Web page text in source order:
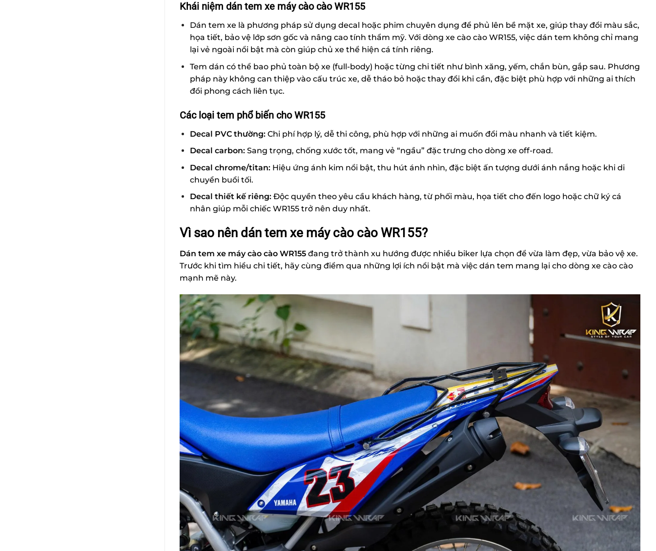
Khái niệm dán tem xe máy cào cào WR155
Dán tem xe là phương pháp sử dụng decal hoặc phim chuyên dụng để phủ lên bề mặt xe, giúp thay đổi màu sắc,
họa tiết, bảo vệ lớp sơn gốc và nâng cao tính thẩm mỹ. Với dòng xe cào cào WR155, việc dán tem không chỉ mang
lại vẻ ngoài nổi bật mà còn giúp chủ xe thể hiện cá tính riêng.
Tem dán có thể bao phủ toàn bộ xe (full-body) hoặc từng chi tiết như bình xăng, yếm, chắn bùn, gắp sau. Phương
pháp này không can thiệp vào cấu trúc xe, dễ tháo bỏ hoặc thay đổi khi cần, đặc biệt phù hợp với những ai thích
đổi phong cách liên tục.
Các loại tem phổ biến cho WR155
Decal PVC thường:Chi phí hợp lý, dễ thi công, phù hợp với những ai muốn đổi màu nhanh và tiết kiệm.
Decal carbon:Sang trọng, chống xước tốt, mang vẻ “ngầu” đặc trưng cho dòng xe off-road.
Decal chrome/titan:Hiệu ứng ánh kim nổi bật, thu hút ánh nhìn, đặc biệt ấn tượng dưới ánh nắng hoặc khi di
chuyển buổi tối.
Decal thiết kế riêng:Độc quyền theo yêu cầu khách hàng, từ phối màu, họa tiết cho đến logo hoặc chữ ký cá
nhân giúp mỗi chiếc WR155 trở nên duy nhất.
Vì sao nên dán tem xe máy cào cào WR155?
Dán tem xe máy cào cào WR155 đang trở thành xu hướng được nhiều biker lựa chọn để vừa làm đẹp, vừa bảo vệ xe.
Trước khi tìm hiểu chi tiết, hãy cùng điểm qua những lợi ích nổi bật mà việc dán tem mang lại cho dòng xe cào cào
mạnh mẽ này.